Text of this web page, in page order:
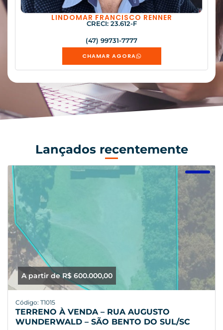
LINDOMAR FRANCISCO RENNER
CRECI: 23.612-F
(47) 99731-7777
CHAMAR AGORA
Lançados recentemente
A partir de R$ 600.000,00
Código: T1015
TERRENO À VENDA – RUA AUGUSTO
WUNDERWALD – SÃO BENTO DO SUL/SC